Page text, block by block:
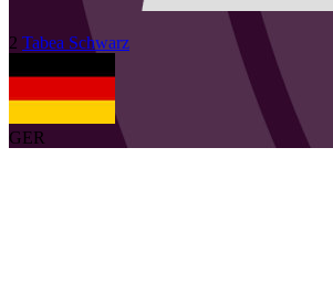
2 Tabea Schwarz
GER